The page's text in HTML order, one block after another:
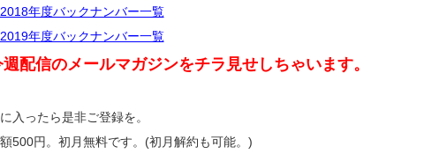
年度バックナンバー一覧
年度バックナンバー一覧
週配信のメールマガジンをチラ見せしちゃいます。
入ったら是非ご登録を。
額500円。初月無料です。(初月解約も可能。)